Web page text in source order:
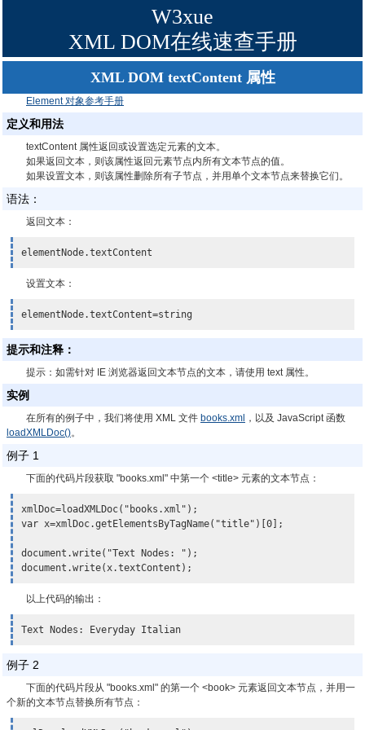
W3xue
XML DOM在线速查手册
XML DOM textContent 属性
Element 对象参考手册
定义和用法
textContent 属性返回或设置选定元素的文本。
如果返回文本，则该属性返回元素节点内所有文本节点的值。
如果设置文本，则该属性删除所有子节点，并用单个文本节点来替换它们。
语法：
返回文本：
elementNode.textContent
设置文本：
elementNode.textContent=string
提示和注释：
提示： 如需针对 IE 浏览器返回文本节点的文本，请使用 text 属性。
实例
在所有的例子中，我们将使用 XML 文件 books.xml ，以及 JavaScript 函数
loadXMLDoc()。
例子 1
下面的代码片段获取 "books.xml" 中第一个 <title> 元素的文本节点：
xmlDoc=loadXMLDoc("books.xml");
var x=xmlDoc.getElementsByTagName("title")[0];
document.write("Text Nodes: ");
document.write(x.textContent );
以上代码的输出：
Text Nodes: Everyday Italian
例子 2
下面的代码片段从 "books.xml" 的第一个 <book> 元素返回文本节点，并用一
个新的文本节点替换所有节点：